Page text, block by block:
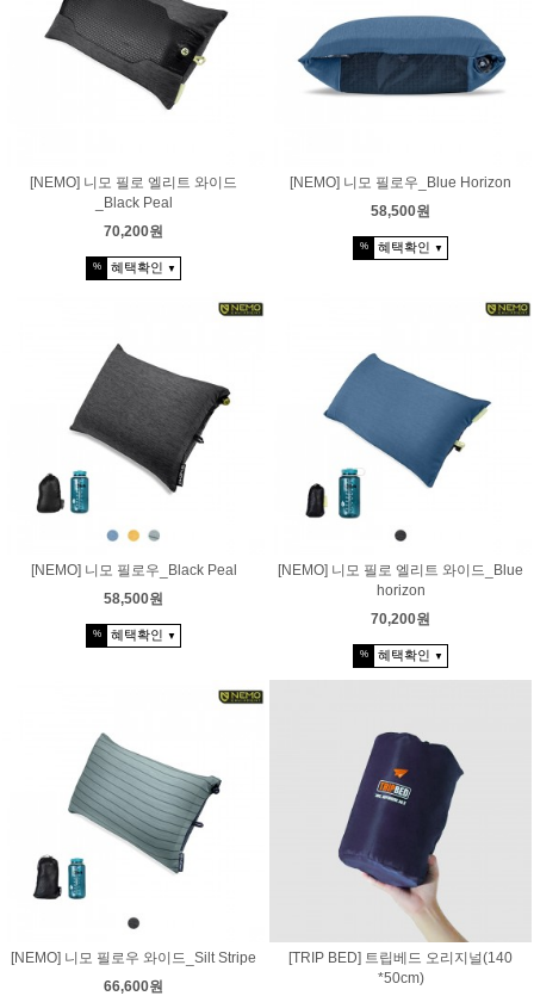
[NEMO] 니모 필로 엘리트 와이드
_Black Peal
70,200원
% 혜택확인 ▼
[NEMO] 니모 필로우_Blue Horizon
58,500원
% 혜택확인 ▼
[NEMO] 니모 필로우_Black Peal
58,500원
% 혜택확인 ▼
[NEMO] 니모 필로 엘리트 와이드_Blue
horizon
70,200원
% 혜택확인 ▼
[NEMO] 니모 필로우 와이드_Silt Stripe
66,600원
[TRIP BED] 트립베드 오리지널(140
*50cm)